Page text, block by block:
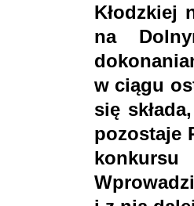
Kłodzkiej
na
w ciągu
się
pozostaje
konkursu